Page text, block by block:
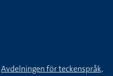
Avdelningen för teckenspråk,